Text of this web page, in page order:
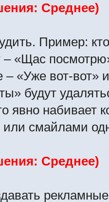
Среднее)
Пример:
– «Щас
– «Уже вот-вот»
будут
явно набивает
смайлами
Среднее)